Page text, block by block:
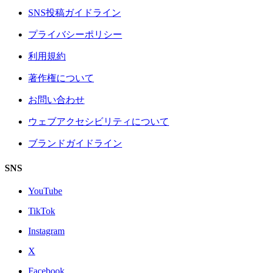
SNS投稿ガイドライン
プライバシーポリシー
利用規約
著作権について
お問い合わせ
ウェブアクセシビリティについて
ブランドガイドライン
SNS
YouTube
TikTok
Instagram
X
Facebook